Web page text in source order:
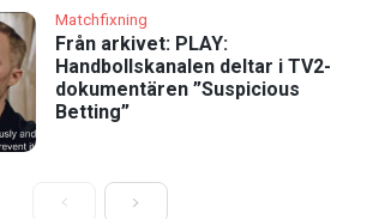
Matchfixning
Från arkivet: PLAY:
Handbollskanalen deltar i TV2-
dokumentären ”Suspicious
Betting”